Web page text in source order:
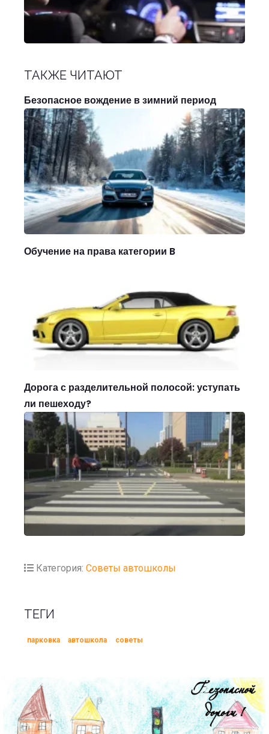
ТАКЖЕ ЧИТАЮТ
Безопасное вождение в зимний период
Обучение на права категории B
Дорога с разделительной полосой: уступать
ли пешеходу?
Категория: Советы автошколы
ТЕГИ
парковка автошкола советы